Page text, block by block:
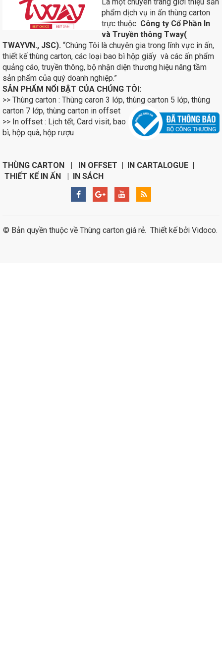
phẩm dịch vụ in ấn thùng carton
trực thuộc Công ty Cổ Phần In
và Truyền thông Tway(
TWAYVN., JSC). “Chúng Tôi là chuyên gia trong lĩnh vực in ấn,
thiết kế thùng carton, các loại bao bì hộp giấy và các ấn phẩm
quảng cáo, truyền thông, bộ nhận diện thương hiệu nâng tầm
sản phẩm của quý doanh nghiệp.”
SẢN PHẨM NỔI BẬT CỦA CHÚNG TÔI:
>> Thùng carton : Thùng caron 3 lớp, thùng carton 5 lớp, thùng
carton 7 lớp, thùng carton in offset
>> In offset : Lịch tết, Card visit, bao
bì, hộp quà, hộp rượu
THÙNG CARTON | IN OFFSET | IN CARTALOGUE |
THIẾT KẾ IN ẤN | IN SÁCH
© Bản quyền thuộc về Thùng carton giá rẻ. Thiết kế bởi Vidoco.